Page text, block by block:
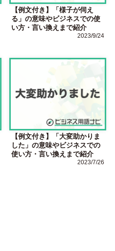
【例文付き】「様子が伺え
る」の意味やビジネスでの使
い方・言い換えまで紹介
2023/9/24
【例文付き】「大変助かりま
した」の意味やビジネスでの
使い方・言い換えまで紹介
2023/7/26